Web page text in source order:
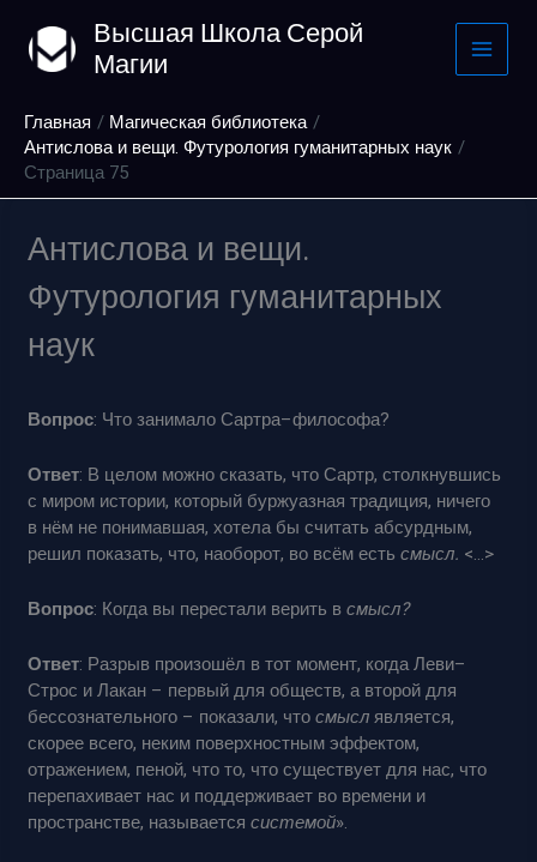
содержимому
Высшая Школа Серой
Магии
Главная
Магическая библиотека
Антислова и вещи. Футурология гуманитарных наук
Страница 75
Антислова и вещи.
Футурология гуманитарных
наук
Вопрос: Что занимало Сартра–философа?
Ответ: В целом можно сказать, что Сартр, столкнувшись
с миром истории, который буржуазная традиция, ничего
в нём не понимавшая, хотела бы считать абсурдным,
решил показать, что, наоборот, во всём естьсмысл. <…>
Вопрос: Когда вы перестали верить всмысл?
Ответ: Разрыв произошёл в тот момент, когда Леви–
Строс и Лакан – первый для обществ, а второй для
бессознательного – показали, чтосмыслявляется,
скорее всего, неким поверхностным эффектом,
отражением, пеной, что то, что существует для нас, что
перепахивает нас и поддерживает во времени и
пространстве, называетсясистемой».